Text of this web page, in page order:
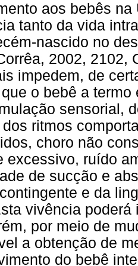
aos bebês
tanto da vida
nascido no
2002, 2102,
impedem, de
o bebê a
sensorial,
ritmos
choro não
excessivo, ruído
de sucção e
e da
vivência
por meio de
a obtenção de
do bebê